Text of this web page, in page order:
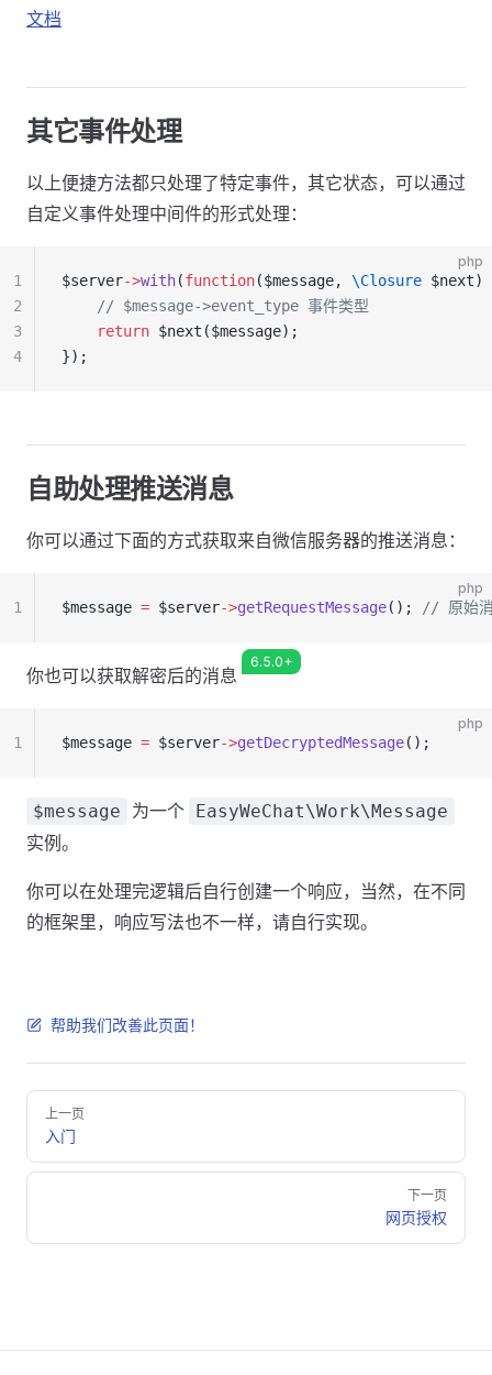
文档
其它事件处理
以上便捷方法都只处理了特定事件，其它状态，可以通过
自定义事件处理中间件的形式处理：
php
$server->with(function($message, \Closure $next)
    // $message->event_type 事件类型
    return
$next($message);
});
1
2
3
4
自助处理推送消息
你可以通过下面的方式获取来自微信服务器的推送消息：
php
$message = $server->getRequestMessage(); // 原始
1
你也可以获取解密后的消息
6.5.0+
php
$message = $server->getDecryptedMessage();
1
$message 为一个 EasyWeChat\Work\Message
实例。
你可以在处理完逻辑后自行创建一个响应，当然，在不同
的框架里，响应写法也不一样，请自行实现。
帮助我们改善此页面！
Pager
上一页
入门
下一页
网页授权